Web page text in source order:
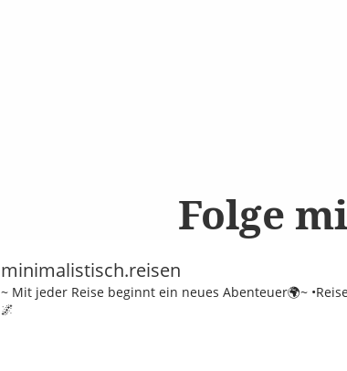
Folge
minimalistisch.reisen
~ Mit jeder Reise beginnt ein neues Abenteuer🌍~
🌌